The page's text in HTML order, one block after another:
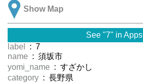
Show Map
See "7" in Apps
label
: 7
name : 須坂市
yomi_name : すざかし
category : 長野県